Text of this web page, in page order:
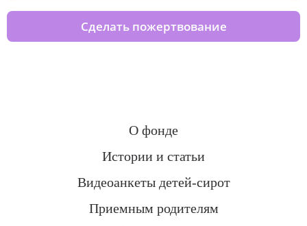
Сделать пожертвование
О фонде
Истории и статьи
Видеоанкеты детей-сирот
Приемным родителям